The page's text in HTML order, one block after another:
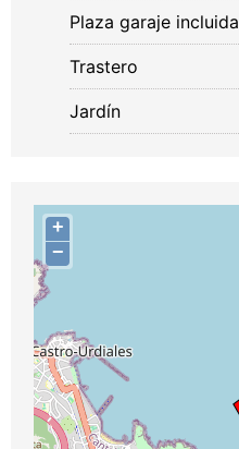
Plaza garaje incluida
Trastero
Jardín
+
−